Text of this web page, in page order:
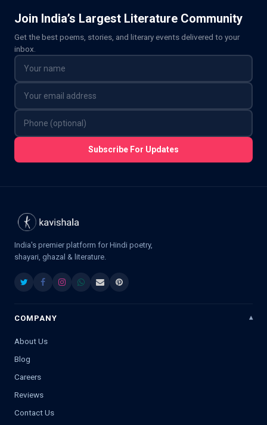
Join India’s Largest Literature Community
Get the best poems, stories, and literary events delivered to your
inbox.
Subscribe For Updates
India's premier platform for Hindi poetry,
shayari, ghazal & literature.
COMPANY
About Us
Blog
Careers
Reviews
Contact Us